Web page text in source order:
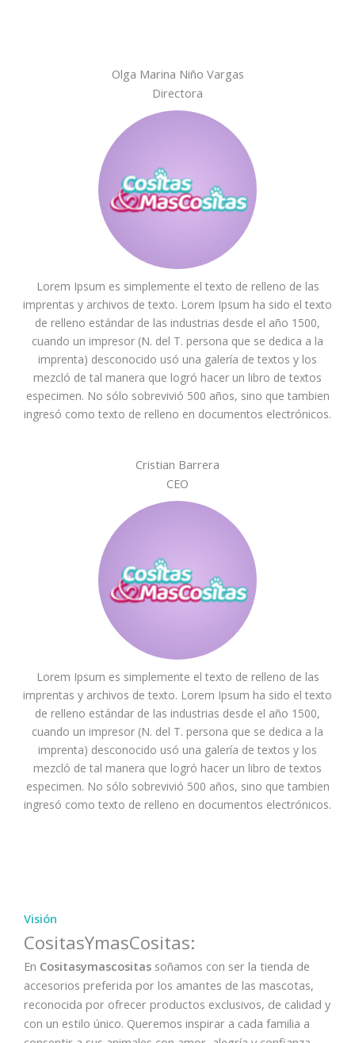
Olga Marina Niño Vargas
Directora
Lorem Ipsum es simplemente el texto de relleno de las
imprentas y archivos de texto. Lorem Ipsum ha sido el texto
de relleno estándar de las industrias desde el año 1500,
cuando un impresor (N. del T. persona que se dedica a la
imprenta) desconocido usó una galería de textos y los
mezcló de tal manera que logró hacer un libro de textos
especimen. No sólo sobrevivió 500 años, sino que tambien
ingresó como texto de relleno en documentos electrónicos.
Cristian Barrera
CEO
Lorem Ipsum es simplemente el texto de relleno de las
imprentas y archivos de texto. Lorem Ipsum ha sido el texto
de relleno estándar de las industrias desde el año 1500,
cuando un impresor (N. del T. persona que se dedica a la
imprenta) desconocido usó una galería de textos y los
mezcló de tal manera que logró hacer un libro de textos
especimen. No sólo sobrevivió 500 años, sino que tambien
ingresó como texto de relleno en documentos electrónicos.
Visión
CositasYmasCositas:
En Cositasymascositas soñamos con ser la tienda de
accesorios preferida por los amantes de las mascotas,
reconocida por ofrecer productos exclusivos, de calidad y
con un estilo único. Queremos inspirar a cada familia a